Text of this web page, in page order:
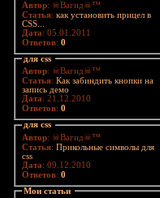
Автор: ☠Вагид☠™
Статья: как установить прицел в
CSS...
Дата: 05.01.2011
Ответов: 0
для css
Автор: ☠Вагид☠™
Статья: Как забиндить кнопки на
запись демо
Дата: 21.12.2010
Ответов: 0
для css
Автор: ☠Вагид☠™
Статья: Прикольные символы для
css
Дата: 09.12.2010
Ответов: 0
Мои статьи